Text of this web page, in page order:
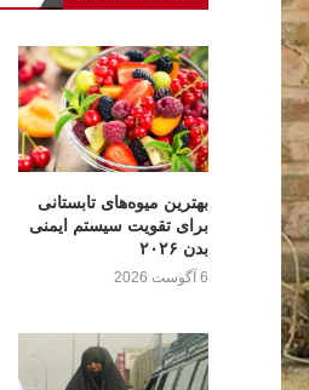
بهترین میوه‌های تابستانی
برای تقویت سیستم ایمنی
بدن ۲۰۲۶
6 آگوست 2026